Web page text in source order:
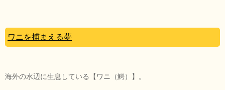
ワニを捕まえる夢
海外の水辺に生息している【ワニ（鰐）】。